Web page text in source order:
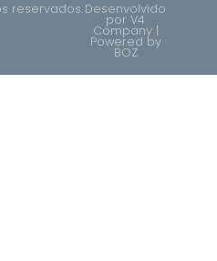
reservados.Desenvolvido
por V4
Company |
Powered by
BOZ